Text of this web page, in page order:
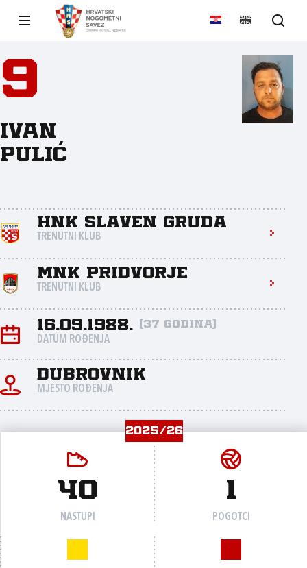
9
Ivan
Pulić
HNK Slaven Gruda
TRENUTNI KLUB
MNK Pridvorje
TRENUTNI KLUB
16.09.1988. (37 godina)
DATUM ROĐENJA
Dubrovnik
MJESTO ROĐENJA
2025/26
40
NASTUPI
1
POGOTCI